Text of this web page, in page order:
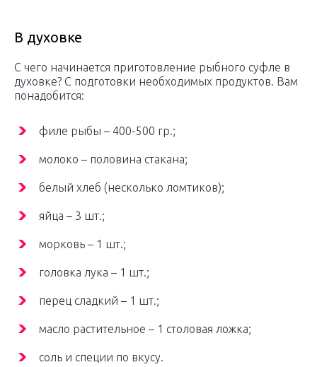
В духовке
С чего начинается приготовление рыбного суфле в
духовке? С подготовки необходимых продуктов. Вам
понадобится:
филе рыбы – 400-500 гр.;
молоко – половина стакана;
белый хлеб (несколько ломтиков);
яйца – 3 шт.;
морковь – 1 шт.;
головка лука – 1 шт.;
перец сладкий – 1 шт.;
масло растительное – 1 столовая ложка;
соль и специи по вкусу.